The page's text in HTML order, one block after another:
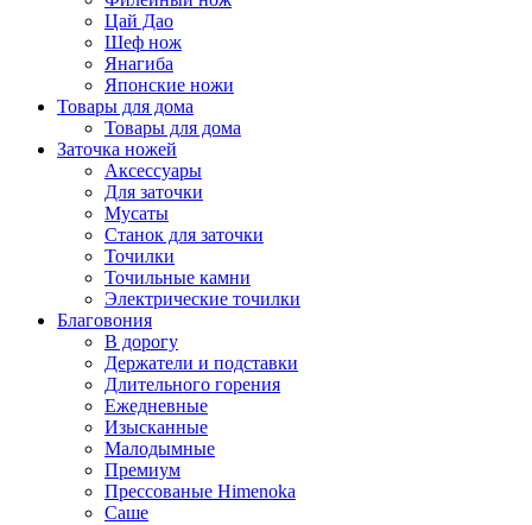
Цай Дао
Шеф нож
Янагиба
Японские ножи
Товары для дома
Товары для дома
Заточка ножей
Аксессуары
Для заточки
Мусаты
Станок для заточки
Точилки
Точильные камни
Электрические точилки
Благовония
В дорогу
Держатели и подставки
Длительного горения
Ежедневные
Изысканные
Малодымные
Премиум
Прессованые Himenoka
Саше